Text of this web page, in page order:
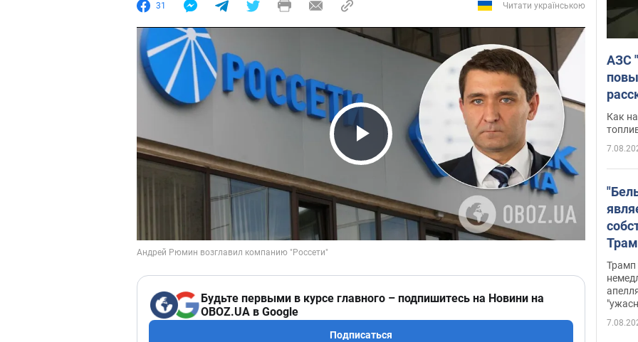
31 Читати українською
Play Video
Будьте первыми в курсе главного – подпишитесь на Новини на
OBOZ.UA в Google
Подписаться
АЗС
Как
Трамп